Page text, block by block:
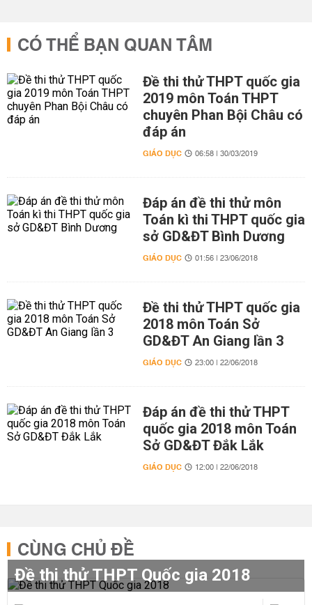
CÓ THỂ BẠN QUAN TÂM
Đề thi thử THPT quốc gia
2019 môn Toán THPT
chuyên Phan Bội Châu có
đáp án
GIÁO DỤC 06:58 | 30/03/2019
Đáp án đề thi thử môn
Toán kì thi THPT quốc gia
sở GD&ĐT Bình Dương
GIÁO DỤC 01:56 | 23/06/2018
Đề thi thử THPT quốc gia
2018 môn Toán Sở
GD&ĐT An Giang lần 3
GIÁO DỤC 23:00 | 22/06/2018
Đáp án đề thi thử THPT
quốc gia 2018 môn Toán
Sở GD&ĐT Đắk Lắk
GIÁO DỤC 12:00 | 22/06/2018
CÙNG CHỦ ĐỀ
Đề thi thử THPT Quốc gia 2018